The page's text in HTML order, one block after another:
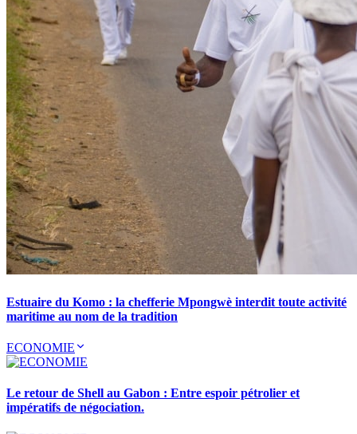
Estuaire du Komo : la chefferie Mpongwè interdit toute activité
maritime au nom de la tradition
ECONOMIE
Le retour de Shell au Gabon : Entre espoir pétrolier et
impératifs de négociation.